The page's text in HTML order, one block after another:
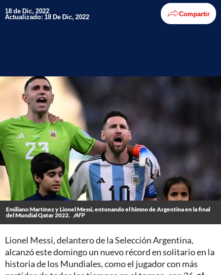
18 de Dic, 2022
Actualizado: 18 De Dic, 2022 Compartir
Emiliano Martínez y Lionel Messi, entonando el himno de Argentina en la final
del Mundial Qatar 2022. /AFP
Lionel Messi, delantero de la Selección Argentina,
alcanzó este domingo un nuevo récord en solitario en la
historia de los Mundiales, como el jugador con más